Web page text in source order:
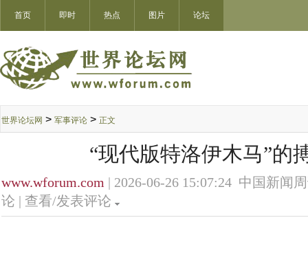
首页 即时 热点 图片 论坛
世界论坛网 > 军事评论 > 正文
“现代版特洛伊木马”的
www.wforum.com | 2026-06-26 15:07:24 中国新闻
论 | 查看/发表评论